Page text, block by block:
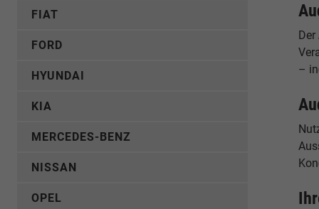
–
FIAT
FORD
HYUNDAI
KIA
MERCEDES-BENZ
NISSAN
OPEL